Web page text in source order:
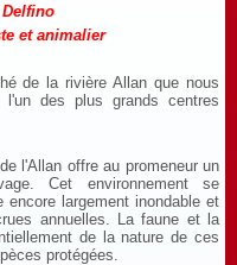
et animalier
de la rivière Allan que nous
des plus grands centres
l'Allan offre au promeneur un
Cet environnement se
largement inondable et
annuelles. La faune et la
de la nature de ces
protégées.